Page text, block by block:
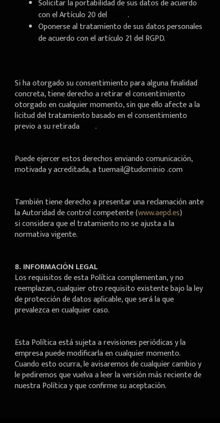
Solicitar la portabilidad de sus datos de acuerdo
con el Artículo 20 del
.
Oponerse al tratamiento de sus datos personales
de acuerdo con el artículo 21 del RGPD.
Si ha otorgado su consentimiento para alguna finalidad
concreta, tiene derecho a retirar el consentimiento
otorgado en cualquier momento, sin que ello afecte a la
licitud del tratamiento basado en el consentimiento
previo a su retirada
.
Puede ejercer estos derechos enviando comunicación,
motivada y acreditada, a tuemail@tudominio .com
También tiene derecho a presentar una reclamación ante
la Autoridad de control competente (www.aepd.es)
si considera que el tratamiento no se ajusta a la
normativa vigente.
8. INFORMACIÓN LEGAL
Los requisitos de esta Política complementan, y no
reemplazan, cualquier otro requisito existente bajo la ley
de protección de datos aplicable, que será la que
prevalezca en cualquier caso.
Esta Política está sujeta a revisiones periódicas y la
empresa puede modificarla en cualquier momento.
Cuando esto ocurra, le avisaremos de cualquier cambio y
le pediremos que vuelva a leer la versión más reciente de
nuestra Política y que confirme su aceptación.